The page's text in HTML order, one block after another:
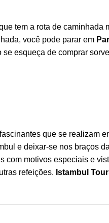
tem a rota de caminhada
você pode parar em
se esqueça de comprar
que se realizam
e deixar-se nos braços
com motivos especiais e
refeições. Istambul